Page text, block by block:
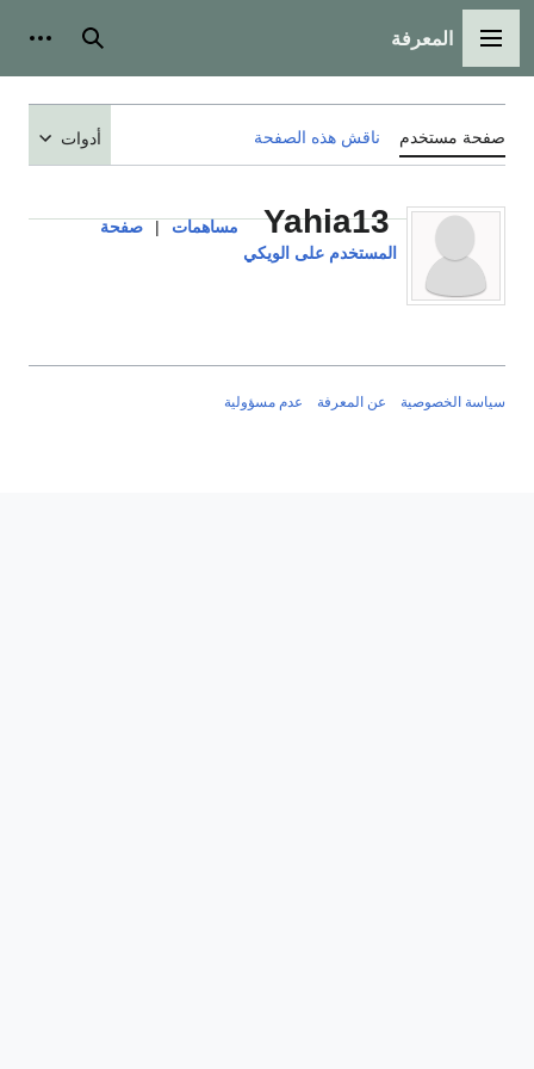
القائمة الرئيسية
المعرفة بحث
صفحة مستخدم ناقش هذه الصفحة أدوات
Yahia13 مساهمات |
صفحة
المستخدم على الويكي
سياسة الخصوصية عن المعرفة عدم مسؤولية